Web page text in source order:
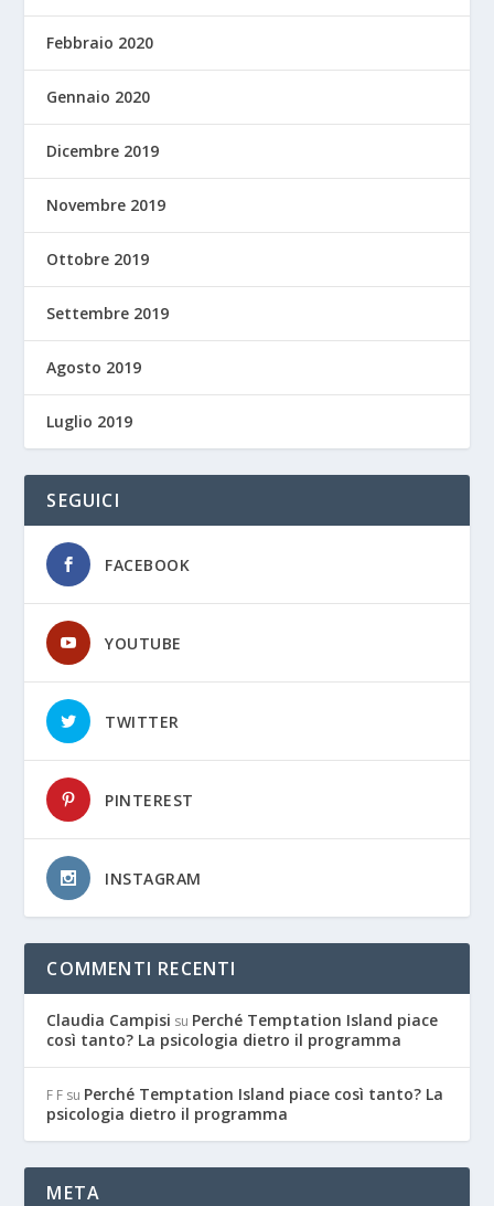
Febbraio 2020
Gennaio 2020
Dicembre 2019
Novembre 2019
Ottobre 2019
Settembre 2019
Agosto 2019
Luglio 2019
SEGUICI
FACEBOOK
YOUTUBE
TWITTER
PINTEREST
INSTAGRAM
COMMENTI RECENTI
Claudia Campisi su Perché Temptation Island piace
così tanto? La psicologia dietro il programma
F F su Perché Temptation Island piace così tanto? La
psicologia dietro il programma
META